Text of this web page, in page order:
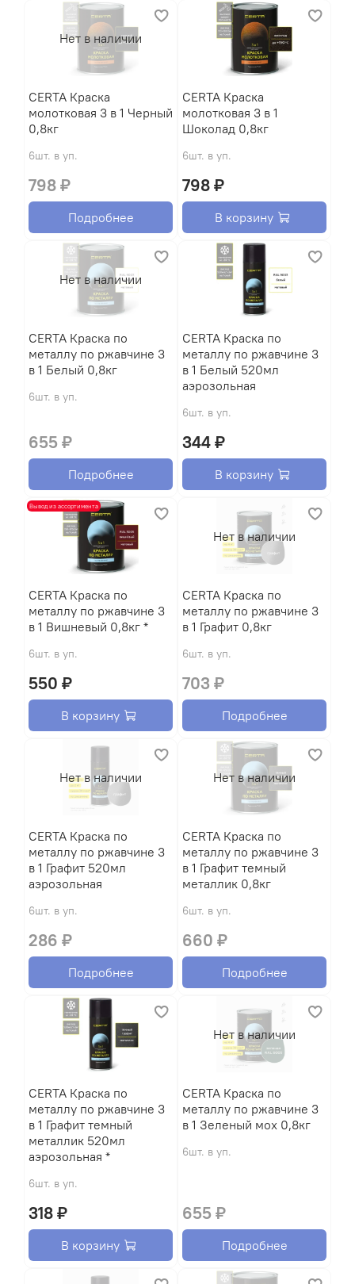
Нет в наличии
CERTA Краска
молотковая 3 в 1 Черный
0,8кг
6шт. в уп.
798 ₽
Подробнее
CERTA Краска
молотковая 3 в 1
Шоколад 0,8кг
6шт. в уп.
798 ₽
В корзину
Нет в наличии
CERTA Краска по
металлу по ржавчине 3
в 1 Белый 0,8кг
6шт. в уп.
655 ₽
Подробнее
CERTA Краска по
металлу по ржавчине 3
в 1 Белый 520мл
аэрозольная
6шт. в уп.
344 ₽
В корзину
Вывод из ассортимента
CERTA Краска по
металлу по ржавчине 3
в 1 Вишневый 0,8кг *
6шт. в уп.
550 ₽
В корзину
Нет в наличии
CERTA Краска по
металлу по ржавчине 3
в 1 Графит 0,8кг
6шт. в уп.
703 ₽
Подробнее
Нет в наличии
CERTA Краска по
металлу по ржавчине 3
в 1 Графит 520мл
аэрозольная
6шт. в уп.
286 ₽
Подробнее
Нет в наличии
CERTA Краска по
металлу по ржавчине 3
в 1 Графит темный
металлик 0,8кг
6шт. в уп.
660 ₽
Подробнее
CERTA Краска по
металлу по ржавчине 3
в 1 Графит темный
металлик 520мл
аэрозольная *
6шт. в уп.
318 ₽
В корзину
Нет в наличии
CERTA Краска по
металлу по ржавчине 3
в 1 Зеленый мох 0,8кг
6шт. в уп.
655 ₽
Подробнее